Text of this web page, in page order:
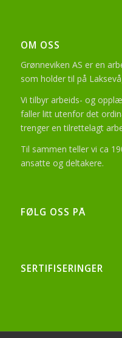
OM OSS
Grønneviken AS er en
som holder til på
Vi tilbyr arbeids- og
faller litt utenfor det
trenger en tilrettelagt
Til sammen teller vi ca
ansatte og deltakere.
FØLG OSS PÅ
SERTIFISERINGER